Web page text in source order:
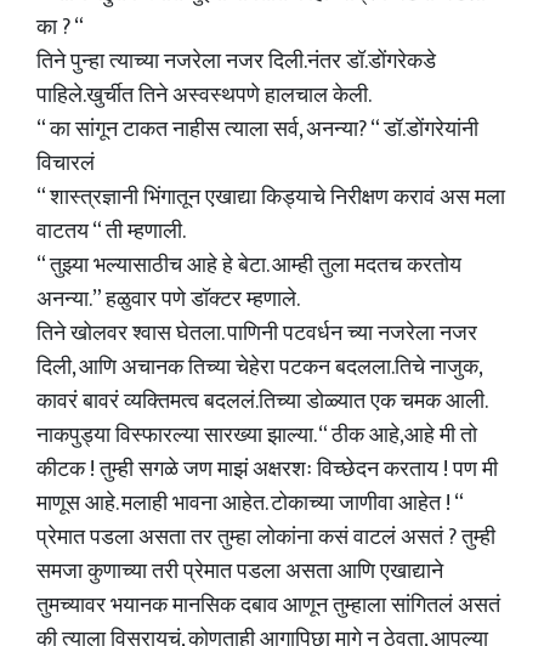
का ? “
तिने पुन्हा त्याच्या नजरेला नजर दिली.नंतर डॉ.डोंगरेकडे
पाहिले.खुर्चीत तिने अस्वस्थपणे हालचाल केली.
“ का सांगून टाकत नाहीस त्याला सर्व, अनन्या? “ डॉ.डोंगरेयांनी
विचारलं
“ शास्त्रज्ञानी भिंगातून एखाद्या किड्याचे निरीक्षण करावं अस मला
वाटतय “ ती म्हणाली.
“ तुझ्या भल्यासाठीच आहे हे बेटा. आम्ही तुला मदतच करतोय
अनन्या.” हळुवार पणे डॉक्टर म्हणाले.
तिने खोलवर श्वास घेतला. पाणिनी पटवर्धन च्या नजरेला नजर
दिली, आणि अचानक तिच्या चेहेरा पटकन बदलला.तिचे नाजुक,
कावरं बावरं व्यक्तिमत्व बदललं.तिच्या डोळ्यात एक चमक आली.
नाकपुड्या विस्फारल्या सारख्या झाल्या. “ ठीक आहे,आहे मी तो
कीटक ! तुम्ही सगळे जण माझं अक्षरशः विच्छेदन करताय ! पण मी
माणूस आहे. मलाही भावना आहेत. टोकाच्या जाणीवा आहेत ! “
प्रेमात पडला असता तर तुम्हा लोकांना कसं वाटलं असतं ? तुम्ही
समजा कुणाच्या तरी प्रेमात पडला असता आणि एखाद्याने
तुमच्यावर भयानक मानसिक दबाव आणून तुम्हाला सांगितलं असतं